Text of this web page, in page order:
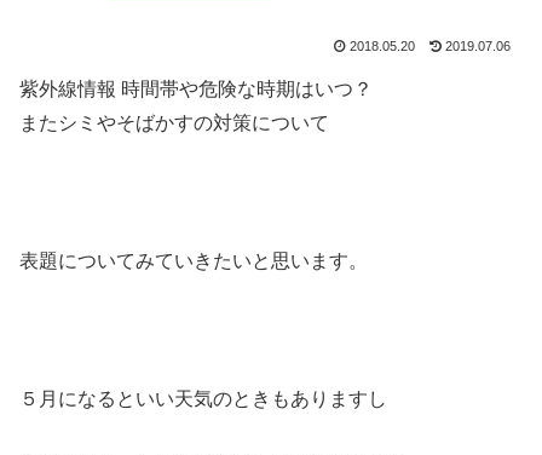
2018.05.20 2019.07.06
紫外線情報 時間帯や危険な時期はいつ？
またシミやそばかすの対策について
表題についてみていきたいと思います。
５月になるといい天気のときもありますし